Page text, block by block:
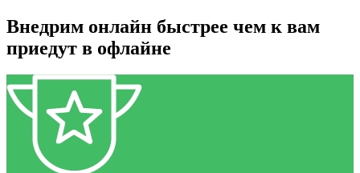
Внедрим онлайн быстрее чем к вам
приедут в офлайне